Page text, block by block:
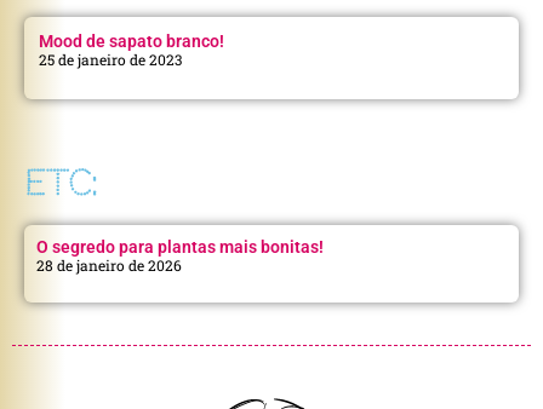
Mood de sapato branco!
25 de janeiro de 2023
ETC:
O segredo para plantas mais bonitas!
28 de janeiro de 2026